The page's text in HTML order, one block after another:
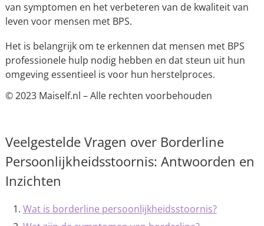
van symptomen en het verbeteren van de kwaliteit van
leven voor mensen met BPS.
Het is belangrijk om te erkennen dat mensen met BPS
professionele hulp nodig hebben en dat steun uit hun
omgeving essentieel is voor hun herstelproces.
© 2023 Maiself.nl – Alle rechten voorbehouden
Veelgestelde Vragen over Borderline
Persoonlijkheidsstoornis: Antwoorden en
Inzichten
Wat is borderline persoonlijkheidsstoornis?